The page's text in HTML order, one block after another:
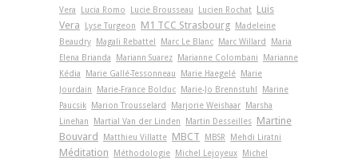
Vera
Lucia Romo Lucie Brousseau Lucien Rochat Luis
Vera
Lyse Turgeon M1 TCC Strasbourg
Madeleine
Beaudry
Magali Rebattel Marc Le Blanc Marc Willard
Maria
Elena Brianda
Mariann Suarez Marianne Colombani
Marianne
Kédia
Marie Gallé-Tessonneau Marie Haegelé
Marie
Jourdain
Marie-France Bolduc Marie-Jo Brennstuhl
Marine
Paucsik
Marion Trousselard Marjorie Weishaar
Marsha
Linehan
Martial Van der Linden Martin Desseilles Martine
Bouvard
Matthieu Villatte MBCT MBSR Mehdi Liratni
Méditation Méthodologie Michel Lejoyeux
Michel